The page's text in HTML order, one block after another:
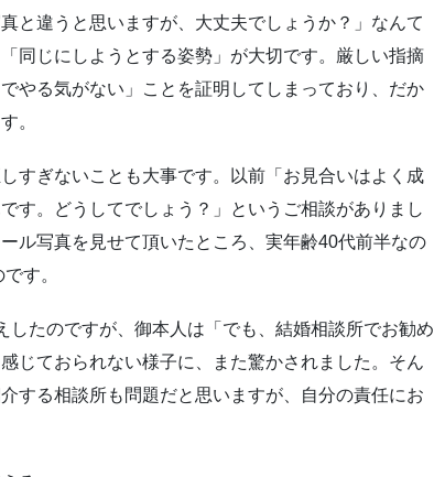
と違うと思いますが、大丈夫でしょうか？」なんて
同じにしようとする姿勢」が大切です。厳しい指摘
やる気がない」ことを証明してしまっており、だか
。
すぎないことも大事です。以前「お見合いはよく成
す。どうしてでしょう？」というご相談がありまし
ル写真を見せて頂いたところ、実年齢40代前半なの
す。
したのですが、御本人は「でも、結婚相談所でお勧め
じておられない様子に、また驚かされました。そん
する相談所も問題だと思いますが、自分の責任にお